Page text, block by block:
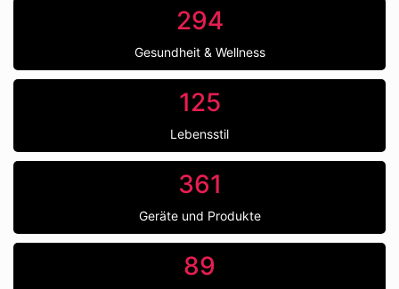
294
Gesundheit & Wellness
125
Lebensstil
361
Geräte und Produkte
89